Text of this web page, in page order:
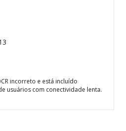
incorreto e está incluído
usuários com conectividade lenta.